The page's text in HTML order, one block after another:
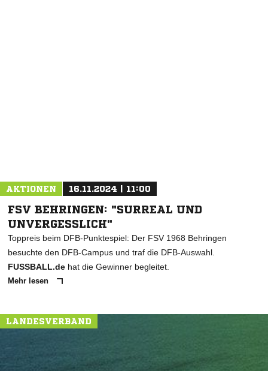
AKTIONEN 16.11.2024 | 11:00
FSV BEHRINGEN: "SURREAL UND
UNVERGESSLICH"
Toppreis beim DFB-Punktespiel: Der FSV 1968 Behringen
besuchte den DFB-Campus und traf die DFB-Auswahl.
FUSSBALL.de hat die Gewinner begleitet.
Mehr lesen
LANDESVERBAND